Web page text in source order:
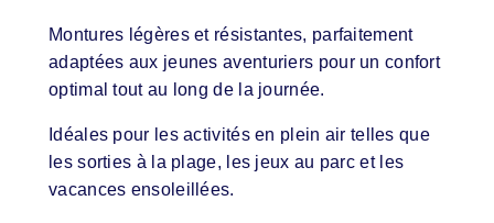
Montures légères et résistantes, parfaitement
adaptées aux jeunes aventuriers pour un confort
optimal tout au long de la journée.
Idéales pour les activités en plein air telles que
les sorties à la plage, les jeux au parc et les
vacances ensoleillées.